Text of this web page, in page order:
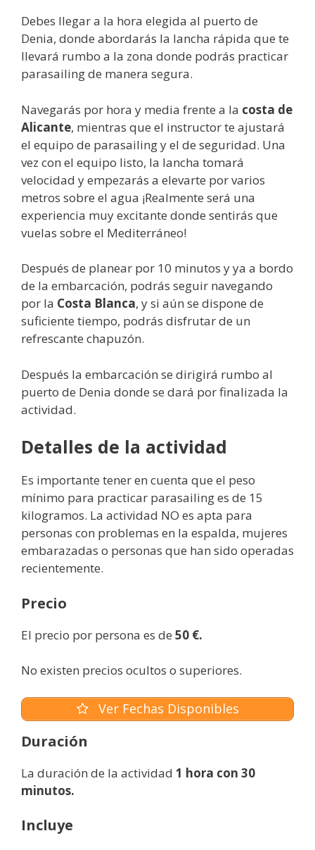
Debes llegar a la hora elegida al puerto de
Denia, donde abordarás la lancha rápida que te
llevará rumbo a la zona donde podrás practicar
parasailing de manera segura.
Navegarás por hora y media frente a la costa de
Alicante, mientras que el instructor te ajustará
el equipo de parasailing y el de seguridad. Una
vez con el equipo listo, la lancha tomará
velocidad y empezarás a elevarte por varios
metros sobre el agua ¡Realmente será una
experiencia muy excitante donde sentirás que
vuelas sobre el Mediterráneo!
Después de planear por 10 minutos y ya a bordo
de la embarcación, podrás seguir navegando
por la Costa Blanca, y si aún se dispone de
suficiente tiempo, podrás disfrutar de un
refrescante chapuzón.
Después la embarcación se dirigirá rumbo al
puerto de Denia donde se dará por finalizada la
actividad.
Detalles de la actividad
Es importante tener en cuenta que el peso
mínimo para practicar parasailing es de 15
kilogramos. La actividad NO es apta para
personas con problemas en la espalda, mujeres
embarazadas o personas que han sido operadas
recientemente.
Precio
El precio por persona es de 50 €.
No existen precios ocultos o superiores.
Ver Fechas Disponibles
Duración
La duración de la actividad 1 hora con 30
minutos.
Incluye